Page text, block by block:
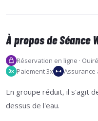
À propos de Séance
Réservation en ligne ·
3x Paiement 3x Assurance
En groupe réduit, il s'agit
dessus de l'eau.